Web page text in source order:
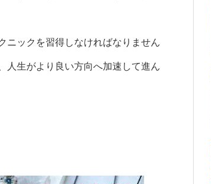
ニックを習得しなければなりません
人生がより良い方向へ加速して進ん